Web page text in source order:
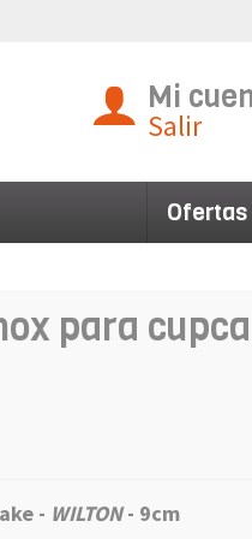
Mi
Salir
Ofertas
para
- WILTON- 9cm